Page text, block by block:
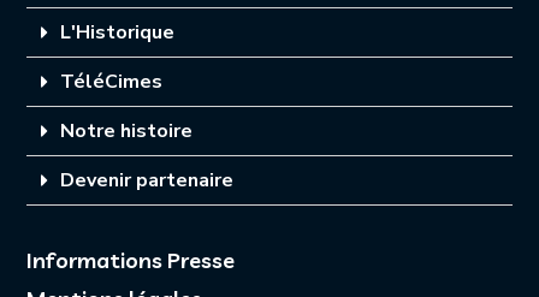
L'Historique
TéléCimes
Notre histoire
Devenir partenaire
Informations Presse